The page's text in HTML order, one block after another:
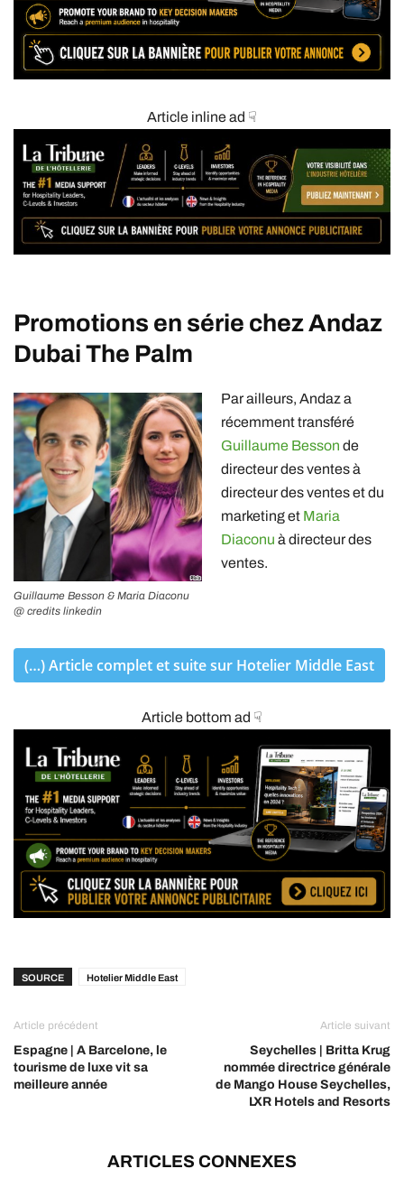
Article inline ad ☟
Promotions en série chez Andaz
Dubai The Palm
Guillaume Besson & Maria Diaconu
@ credits linkedin
Par ailleurs, Andaz a
récemment transféré
Guillaume Besson de
directeur des ventes à
directeur des ventes et du
marketing et Maria
Diaconu à directeur des
ventes.
(…) Article complet et suite sur Hotelier Middle East
Article bottom ad ☟
SOURCE Hotelier Middle East
Article précédent
Espagne | A Barcelone, le
tourisme de luxe vit sa
meilleure année
Article suivant
Seychelles | Britta Krug
nommée directrice générale
de Mango House Seychelles,
LXR Hotels and Resorts
ARTICLES CONNEXES